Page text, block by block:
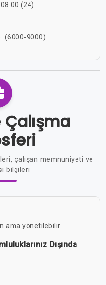
(24)
(6000-9000)
Çalışma
çalışan memnuniyeti ve
bilgileri
ama yönetilebilir.
Dışında